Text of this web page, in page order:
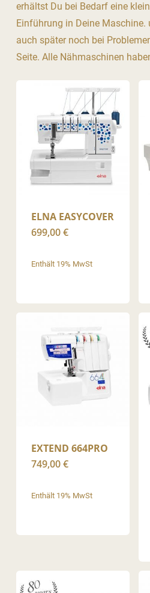
erhältst Du bei Bedarf eine
Einführung in Deine
auch später noch bei
Seite. Alle Nähmaschinen
ELNA EASYCOVER
699,00€
Enthält 19% MwSt
EXTEND 664PRO
749,00€
Enthält 19% MwSt